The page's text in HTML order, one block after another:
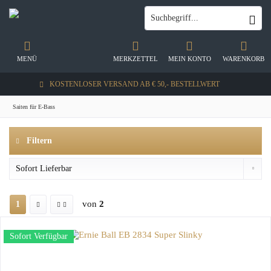
KOSTENLOSER VERSAND AB € 50,- BESTELLWERT
WARENKORB
MERKZETTEL MEIN KONTO
MENÜ
Saiten für E-Bass
Filtern
1 von 2
Sofort Verfügbar